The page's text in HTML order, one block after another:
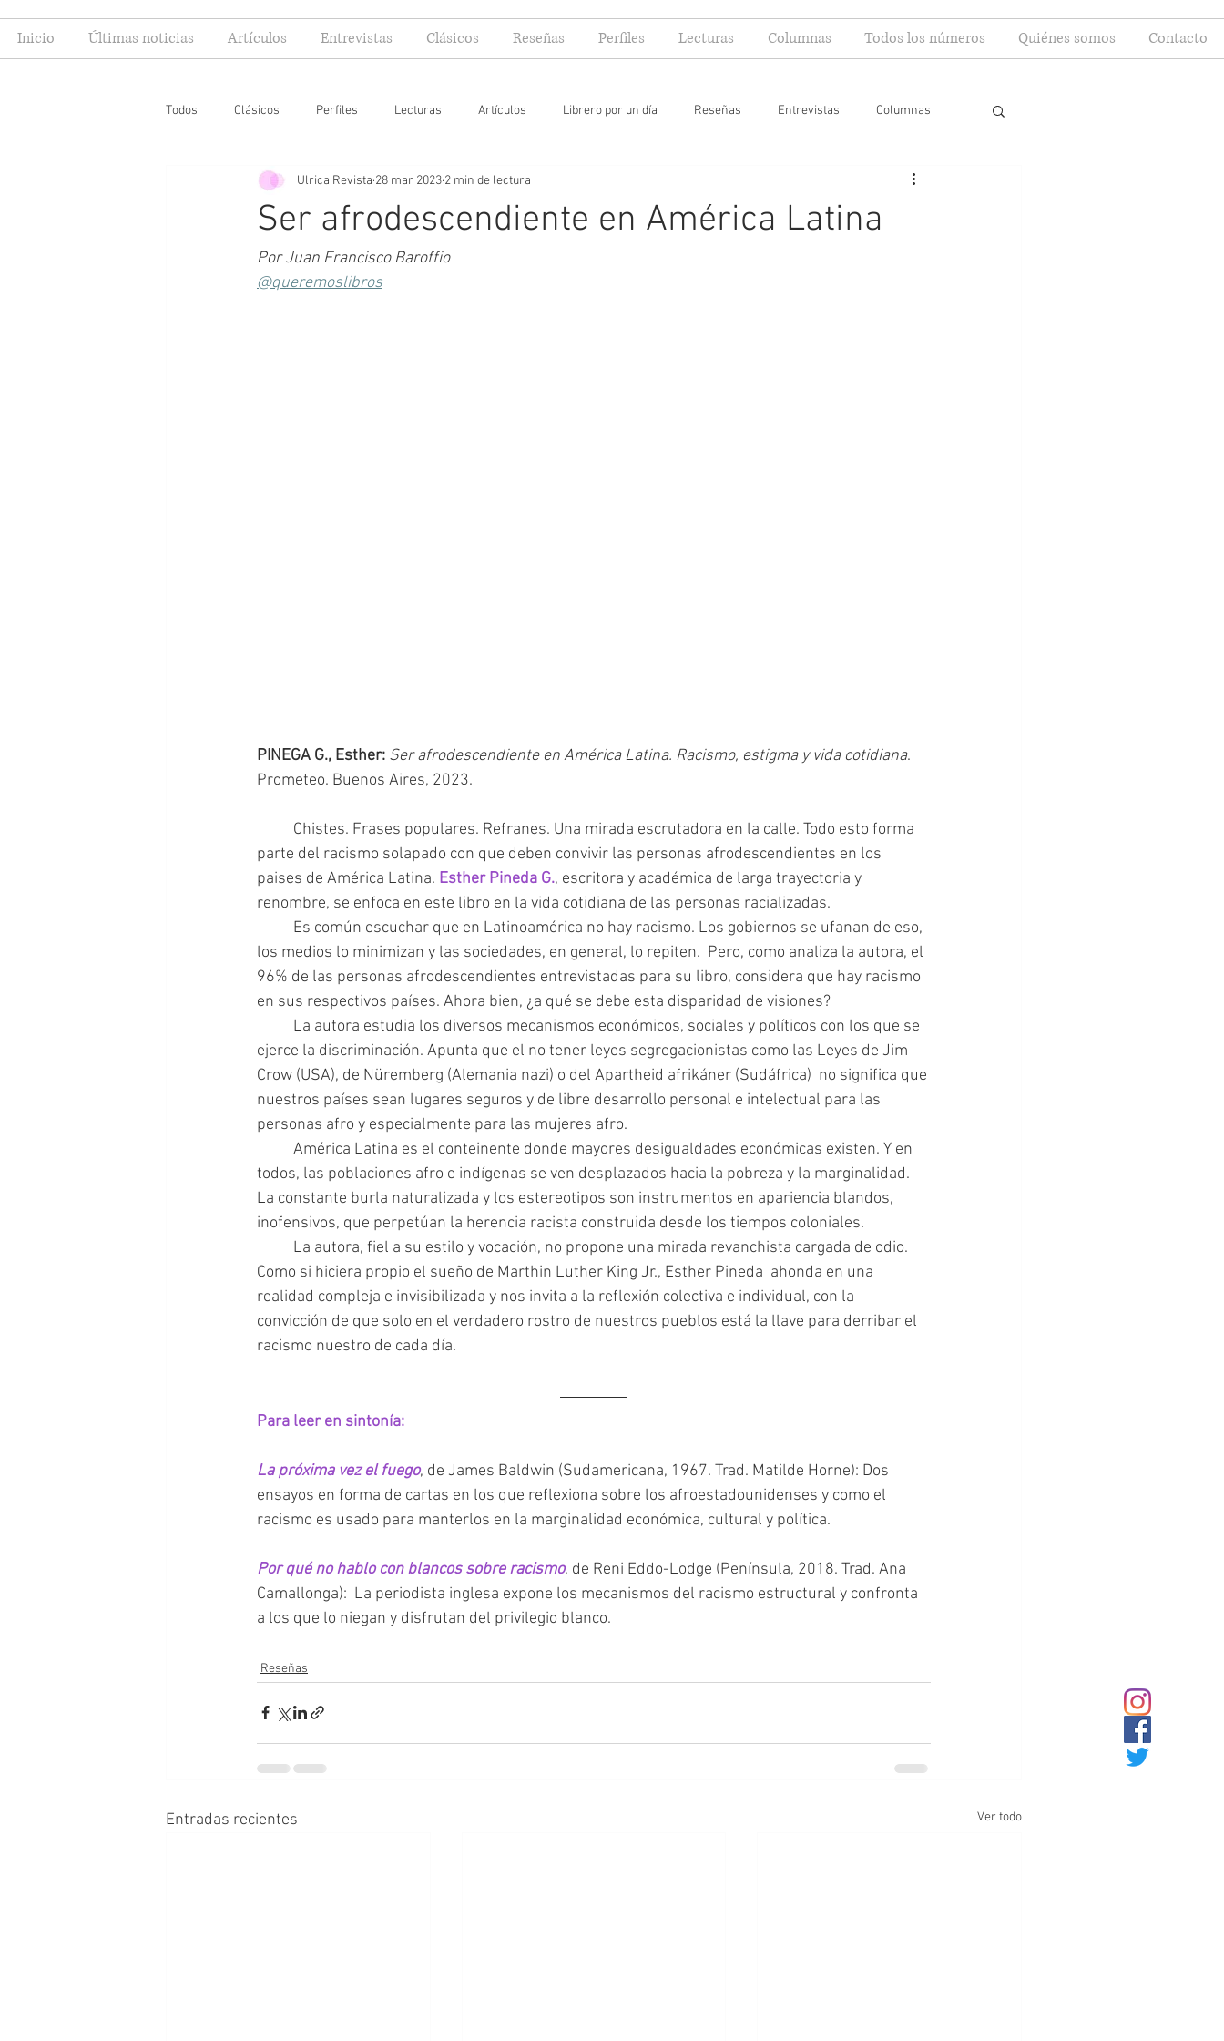
Inicio Últimas noticias Artículos Entrevistas Clásicos Reseñas Perfiles Lecturas Columnas Todos los números Quiénes somos Contacto
Todos Clásicos Perfiles Lecturas Artículos Librero por un día Reseñas Entrevistas Columnas
Editoriales Especial FIL Mi yo lector
Ser afrodescendiente en América Latina
Ulrica Revista 28 mar 2023 2 min de lectura
Por Juan Francisco Baroffio
@queremoslibros
PINEGA G., Esther: Ser afrodescendiente en América Latina. Racismo, estigma y vida cotidiana.
Prometeo. Buenos Aires, 2023.
parte del racismo solapado con que deben convivir las personas afrodescendientes en los
paises de América Latina. Esther Pineda G., escritora y académica de larga trayectoria y
renombre, se enfoca en este libro en la vida cotidiana de las personas racializadas.
los medios lo minimizan y las sociedades, en general, lo repiten.  Pero, como analiza la autora, el
96% de las personas afrodescendientes entrevistadas para su libro, considera que hay racismo
en sus respectivos países. Ahora bien, ¿a qué se debe esta disparidad de visiones?
ejerce la discriminación. Apunta que el no tener leyes segregacionistas como las Leyes de Jim
Crow (USA), de Nüremberg (Alemania nazi) o del Apartheid afrikáner (Sudáfrica)  no significa que
nuestros países sean lugares seguros y de libre desarrollo personal e intelectual para las
personas afro y especialmente para las mujeres afro.
todos, las poblaciones afro e indígenas se ven desplazados hacia la pobreza y la marginalidad.
La constante burla naturalizada y los estereotipos son instrumentos en apariencia blandos,
inofensivos, que perpetúan la herencia racista construida desde los tiempos coloniales.
Como si hiciera propio el sueño de Marthin Luther King Jr., Esther Pineda  ahonda en una
realidad compleja e invisibilizada y nos invita a la reflexión colectiva e individual, con la
convicción de que solo en el verdadero rostro de nuestros pueblos está la llave para derribar el
racismo nuestro de cada día.
Para leer en sintonía:
La próxima vez el fuego, de James Baldwin (Sudamericana, 1967. Trad. Matilde Horne): Dos
ensayos en forma de cartas en los que reflexiona sobre los afroestadounidenses y como el
racismo es usado para manterlos en la marginalidad económica, cultural y política.
Por qué no hablo con blancos sobre racismo, de Reni Eddo-Lodge (Península, 2018. Trad. Ana
Camallonga):  La periodista inglesa expone los mecanismos del racismo estructural y confronta
a los que lo niegan y disfrutan del privilegio blanco.
Reseñas
Entradas recientes Ver todo